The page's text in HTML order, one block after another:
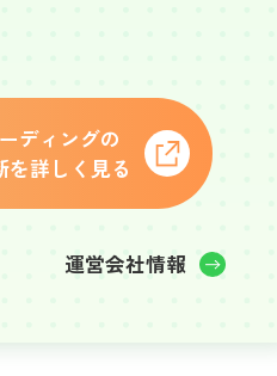
ディングの
を詳しく見る
運営会社情報